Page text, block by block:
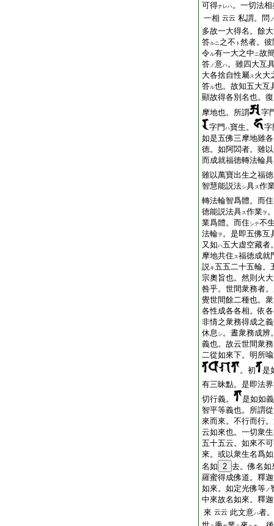
可得ナレハ。一切法
一相 云云 私謂。問 ノ
多故一大得名。餘
答ルニ之不 ト 然者。
令ル有一大之中ニ故
答ノ意ハ。雖四大互
大各捨自性屬ス 火大
答ル也。故知五大互
顯故得各別名也。
摩地也。所謂
字
字門 ハ寶生。
字
如是五佛三摩地雖
徳。如阿閦者。雖
而成就福徳轉法輪具
雖以萬寶出生之福
智慧能説法シ具ス作
轉法輪智爲體。而住
徳能説法具ス作業ヲ
業爲體。而住 シテ不
法輪ヲ 。是即五佛互
又如ハ五大虚空藏者
摩地共住 ス福徳成就
説キ五五二十五輪。
宗奧旨也。然則火大
咎乎。世間衆務者
覺世間餘二種也。
各性成各各相。依
非情之衆務得成之
休息 シ。晝衆務成辨
義也。故云世間衆
二從如來下。明所
。初
是
有三昧點。是即法
切行義。
是如如
智平等義也。所謂
來而來。不行而行
云如來也。一切衆
五十五云。如來不
來。或以衆生名爲
名如 2 去。佛名如
羅蜜得成佛道。釋
如來。如定光佛等ノ
中來故名如來。釋
來 云云 此文意ハ者